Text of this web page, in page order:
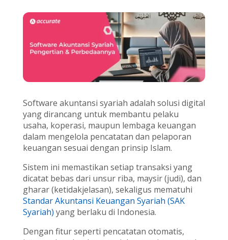
Software akuntansi syariah adalah solusi digital
yang dirancang untuk membantu pelaku
usaha, koperasi, maupun lembaga keuangan
dalam mengelola pencatatan dan pelaporan
keuangan sesuai dengan prinsip Islam.
Sistem ini memastikan setiap transaksi yang
dicatat bebas dari unsur riba, maysir (judi), dan
gharar (ketidakjelasan), sekaligus mematuhi
Standar Akuntansi Keuangan Syariah (SAK
Syariah) yang berlaku di Indonesia.
Dengan fitur seperti pencatatan otomatis,